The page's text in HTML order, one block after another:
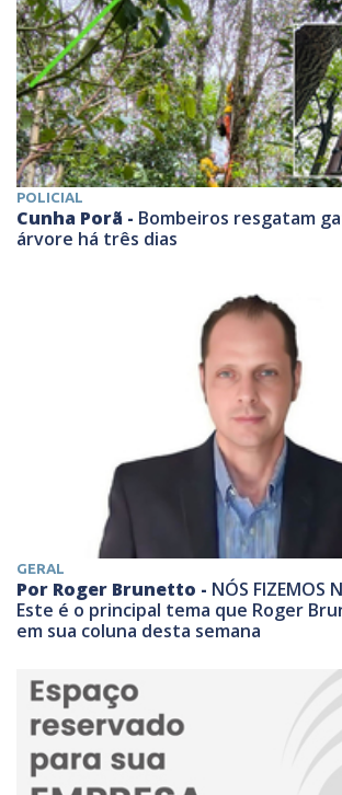
POLICIAL
Cunha Porã - Bombeiros resgatam
árvore há três dias
GERAL
Por Roger Brunetto - NÓS FIZEMOS
Este é o principal tema que Roger
em sua coluna desta semana